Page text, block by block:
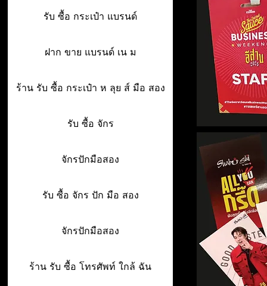
รับ ซื้อ กระเป๋า แบรนด์
ฝาก ขาย แบรนด์ เน ม
ร้าน รับ ซื้อ กระเป๋า ห ลุย ส์ มือ สอง
รับ ซื้อ จักร
จักรปักมือสอง
รับ ซื้อ จักร ปัก มือ สอง
จักรปักมือสอง
ร้าน รับ ซื้อ โทรศัพท์ ใกล้ ฉัน